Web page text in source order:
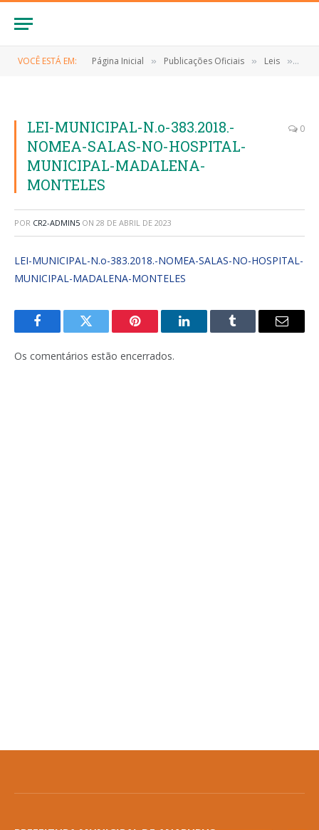
VOCÊ ESTÁ EM: Página Inicial » Publicações Oficiais » Leis »
LEI-MUNICIPAL-N.o-383.2018.-
NOMEA-SALAS-NO-HOSPITAL-
MUNICIPAL-MADALENA-
MONTELES
0
POR CR2-ADMIN5 ON 28 DE ABRIL DE 2023
LEI-MUNICIPAL-N.o-383.2018.-NOMEA-SALAS-NO-HOSPITAL-
MUNICIPAL-MADALENA-MONTELES
FacebookTwitter Pinterest LinkedInTumblr
E-
Os comentários estão encerrados.